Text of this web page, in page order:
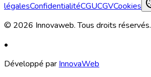
légalesConfidentialitéCGUCGVCookies
© 2026 Innovaweb.Tous droits réservés.
•
Développé par InnovaWeb